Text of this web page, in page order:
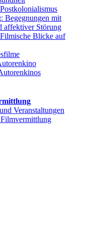
Begegnungen mit
affektiver Störung
Blicke auf
Veranstaltungen